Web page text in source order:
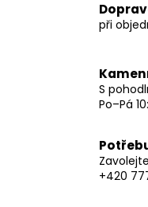
při
S
Po–Pá
+420